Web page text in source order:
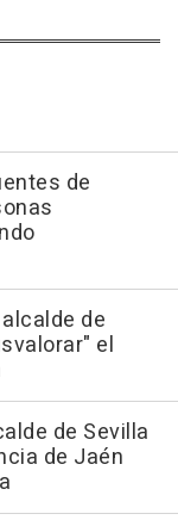
de
de
el
de Sevilla
de Jaén